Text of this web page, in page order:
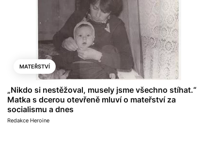
MATEŘSTVÍ
„Nikdo si nestěžoval, musely jsme všechno stíhat.“
Matka s dcerou otevřeně mluví o mateřství za
socialismu a dnes
Redakce Heroine